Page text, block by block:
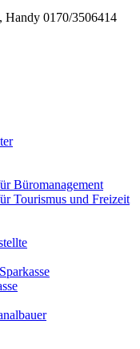
Handy 0170/3506414
Büromanagement
Tourismus und Freizeit